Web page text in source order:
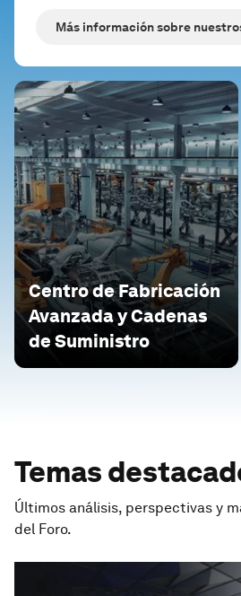
Más información sobre
Centro de Fabricación
Avanzada y Cadenas
de Suministro
Temas
Últimos análisis, perspectivas y
del Foro.